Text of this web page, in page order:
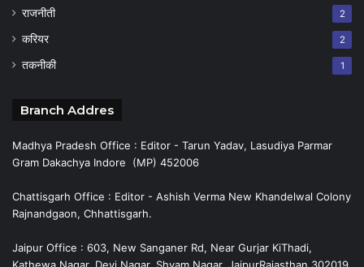
राजनीती 2
करियर 2
तकनीकी 1
Branch Addres
Madhya Pradesh Office : Editor - Tarun Yadav, Lasudiya Parmar
Gram Dakachya Indore (MP) 452006
Chattisgarh Office : Editor - Ashish Verma New Khandelwal Colony
Rajnandgaon, Chhattisgarh.
Jaipur Office : 603, New Sanganer Rd, Near Gurjar KiThadi,